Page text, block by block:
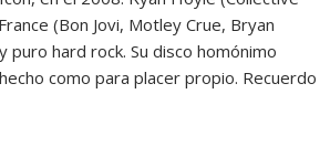
(Bon Jovi, Motley Crue, Bryan
hard rock. Su disco homónimo
como para placer propio. Recuerdo